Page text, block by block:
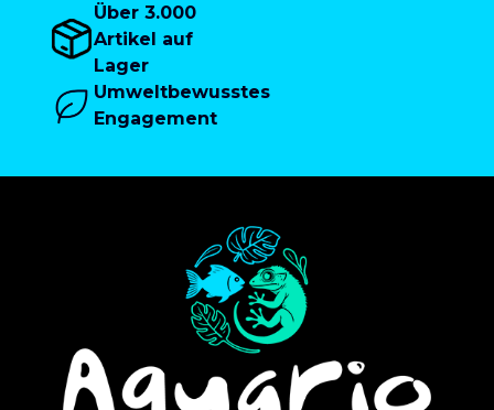
Über 3.000
Artikel auf
Lager
Umweltbewusstes
Engagement